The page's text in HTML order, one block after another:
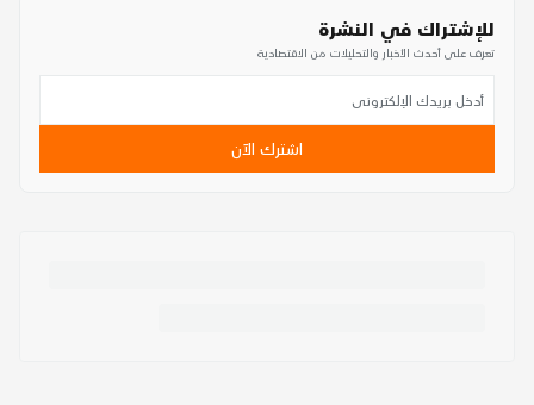
للإشتراك في النشرة
تعرف على أحدث الأخبار والتحليلات من الاقتصادية
اشترك الآن